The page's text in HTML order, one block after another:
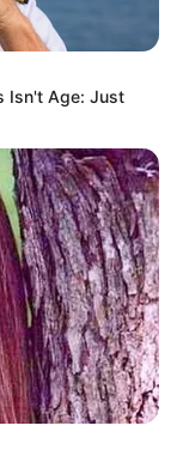
งที่เชื่อ
รายเดือน รายปี
ลให้กับตัวท่านเอง
นี้
Isn't Age: Just